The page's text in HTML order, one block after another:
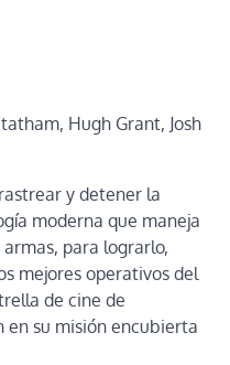
Hugh Grant, Josh
y detener la
moderna que maneja
para lograrlo,
mejores operativos del
de cine de
en su misión encubierta